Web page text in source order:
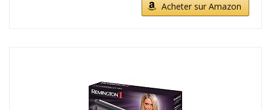
Acheter sur Amazon